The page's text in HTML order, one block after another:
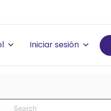
Iniciar sesión